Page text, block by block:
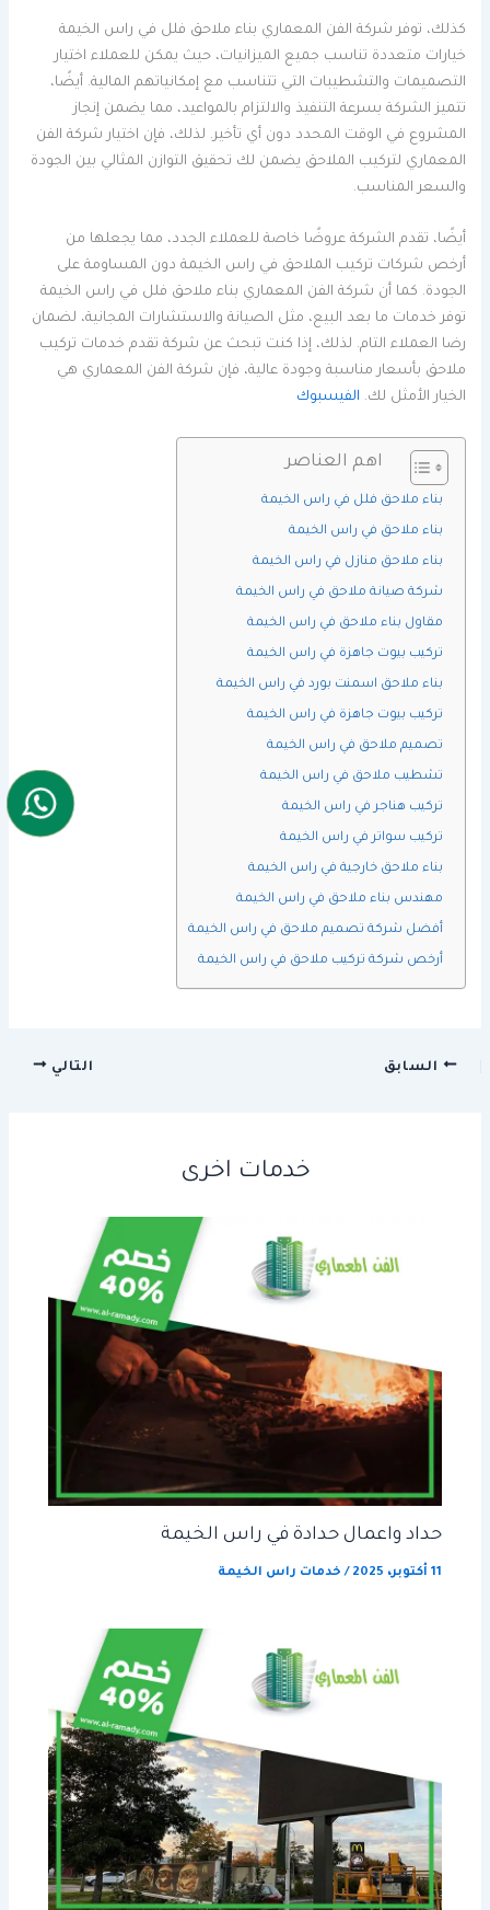
كذلك، توفر شركة الفن المعماري بناء ملاحق فلل في راس الخيمة
خيارات متعددة تناسب جميع الميزانيات، حيث يمكن للعملاء اختيار
التصميمات والتشطيبات التي تتناسب مع إمكانياتهم المالية. أيضًا،
تتميز الشركة بسرعة التنفيذ والالتزام بالمواعيد، مما يضمن إنجاز
المشروع في الوقت المحدد دون أي تأخير. لذلك، فإن اختيار شركة الفن
المعماري لتركيب الملاحق يضمن لك تحقيق التوازن المثالي بين الجودة
والسعر المناسب.
أيضًا، تقدم الشركة عروضًا خاصة للعملاء الجدد، مما يجعلها من
أرخص شركات تركيب الملاحق في راس الخيمة دون المساومة على
الجودة. كما أن شركة الفن المعماري بناء ملاحق فلل في راس الخيمة
توفر خدمات ما بعد البيع، مثل الصيانة والاستشارات المجانية، لضمان
رضا العملاء التام. لذلك، إذا كنت تبحث عن شركة تقدم خدمات تركيب
ملاحق بأسعار مناسبة وجودة عالية، فإن شركة الفن المعماري هي
الخيار الأمثل لك. الفيسبوك
اهم العناصر
بناء ملاحق فلل في راس الخيمة
بناء ملاحق في راس الخيمة
بناء ملاحق منازل في راس الخيمة
شركة صيانة ملاحق في راس الخيمة
مقاول بناء ملاحق في راس الخيمة
تركيب بيوت جاهزة في راس الخيمة
بناء ملاحق اسمنت بورد في راس الخيمة
تركيب بيوت جاهزة في راس الخيمة
تصميم ملاحق في راس الخيمة
تشطيب ملاحق في راس الخيمة
تركيب هناجر في راس الخيمة
تركيب سواتر في راس الخيمة
بناء ملاحق خارجية في راس الخيمة
مهندس بناء ملاحق في راس الخيمة
أفضل شركة تصميم ملاحق في راس الخيمة
أرخص شركة تركيب ملاحق في راس الخيمة
السابق التالي
خدمات اخرى
حداد واعمال حدادة في راس الخيمة
11 أكتوبر، 2025 / خدمات راس الخيمة